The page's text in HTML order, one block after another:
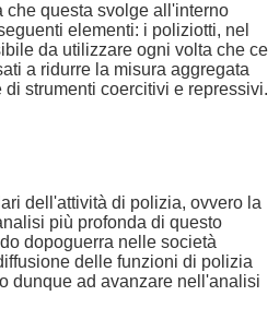
questa svolge all'interno
elementi: i poliziotti, nel
da utilizzare ogni volta che ce
a ridurre la misura aggregata
strumenti coercitivi e repressivi.
dell'attività di polizia, ovvero la
più profonda di questo
dopoguerra nelle società
delle funzioni di polizia
dunque ad avanzare nell'analisi